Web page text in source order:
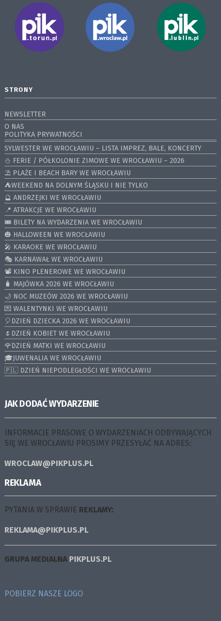
STRONY
NEWSLETTER
O NAS
POLITYKA PRYWATNOŚCI
SYLWESTER WE WROCŁAWIU – LISTA IMPREZ, BALE, KONCERTY
⛄️ FERIE / PÓŁKOLONIE ZIMOWE WE WROCŁAWIU – 2026
⛱️ PLAŻE I BEACH BARY WE WROCŁAWIU
⛺️WEEKEND NA DOLNYM ŚLĄSKU I NIE TYLKO
🔮 ANDRZEJKI WE WROCŁAWIU
📍 ATRAKCJE WE WROCŁAWIU
🎟️ BILETY NA WYDARZENIA WE WROCŁAWIU
🎃 HALLOWEEN WE WROCŁAWIU
🎤 KARAOKE WE WROCŁAWIU
🎭 KARNAWAŁ WE WROCŁAWIU
📽️ KINO PLENEROWE WE WROCŁAWIU
🧳 MAJÓWKA 2026 WE WROCŁAWIU
🌙 NOC MUZEÓW 2026 WE WROCŁAWIU
💌 WALENTYNKI WE WROCŁAWIU
🎈DZIEŃ DZIECKA 2026 WE WROCŁAWIU
🌷DZIEŃ KOBIET WE WROCŁAWIU
🌹DZIEŃ MATKI WE WROCŁAWIU
🎓JUWENALIA WE WROCŁAWIU
🇵🇱 DZIEŃ NIEPODLEGŁOŚCI WE WROCŁAWIU
JAK DODAĆ WYDARZENIE
INFORMACJE PRASOWE O WYDARZENIACH ODBYWAJĄCYCH
SIĘ WE WROCŁAWIU PROSIMY PRZESYŁAĆ NA ADRES:
WROCLAW@PIKPLUS.PL
REKLAMA
PYTANIA W SPRAWIE REKLAMY:
REKLAMA@PIKPLUS.PL
GRUPA MEDIALNA PIKPLUS.PL
POBIERZ NASZE LOGO